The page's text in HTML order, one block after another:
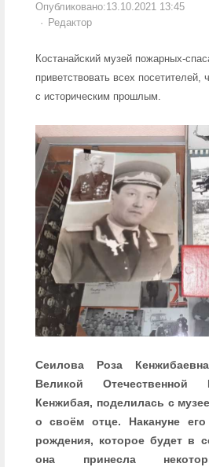
Опубликовано:13.10.2021 13:45
Author
Редактор
Костанайский музей пожарных-
приветствовать всех посетителей,
с историческим прошлым.
Сеилова Роза
Великой
Кенжибая, поделилась с
о своём отце. Накануне
рождения, которое будет в
она принесла